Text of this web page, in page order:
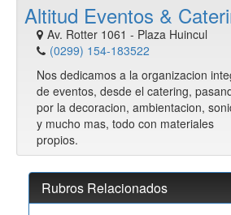
Altitud Eventos &
Av. Rotter 1061 - Plaza Huincul
(0299) 154-183522
Nos dedicamos a la organizacion
de eventos, desde el catering,
por la decoracion, ambientacion,
y mucho mas, todo con materiales
propios.
Rubros Relacionados